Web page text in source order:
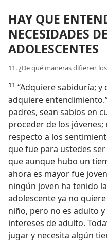
HAY QUE
NECESIDADES
ADOLESCENTES
11. ¿De qué maneras difieren
11 “Adquiere sabiduría;
adquiere
padres, sean sabios en
proceder de los
respecto a los
que fue para ustedes
que aunque hubo un
ahora es mayor fue
ningún joven ha tenido
adolescente ya no
niño, pero no es adulto
intereses de adulto.
jugar y necesita algún